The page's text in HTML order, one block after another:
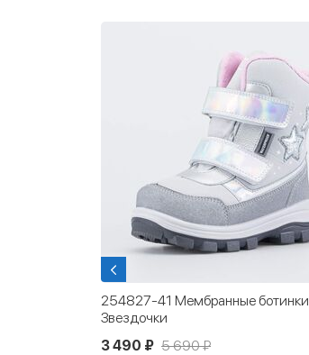
254827-41 Мембранные ботинки
Звездочки
3 490 ₽ 5 690 ₽